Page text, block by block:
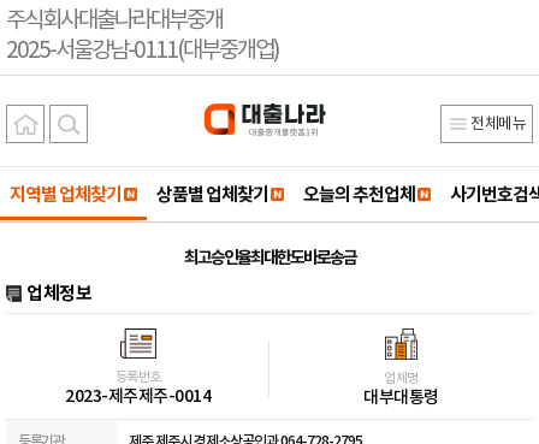
주식회사대출나라대부중개
2025-서울강남-0111(대부중개업)
전체메뉴
지역별 업체찾기 상품별 업체찾기 오늘의 추천업체 사기번호검
최고승인율최대한도바로송금
업체정보
등록번호
2023-제주제주-0014
업체명
대부대통령